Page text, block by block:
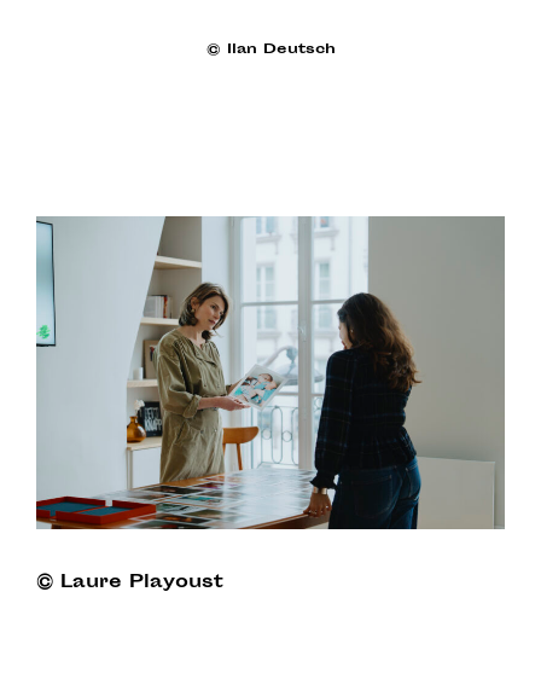
© Ilan Deutsch
© Laure Playoust